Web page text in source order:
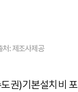
처: 제조사제공
권)기본설치비